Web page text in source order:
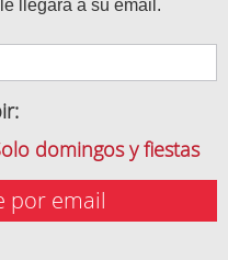
llegará a su email.
domingos y fiestas
por email